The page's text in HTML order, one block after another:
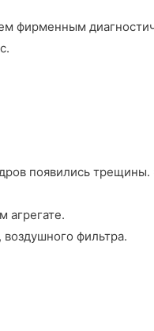
фирменным
появились
агрегате.
фильтра.